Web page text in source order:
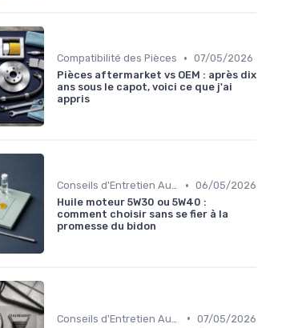
Compatibilité des Pièces • 07/05/2026
Pièces aftermarket vs OEM : après dix
ans sous le capot, voici ce que j'ai
appris
Conseils d'Entretien Auto • 06/05/2026
Huile moteur 5W30 ou 5W40 :
comment choisir sans se fier à la
promesse du bidon
• 07/05/2026